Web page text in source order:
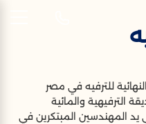
للترفيه في مصر
الترفيهية والمائية
يد المهندسين المبتكرين في